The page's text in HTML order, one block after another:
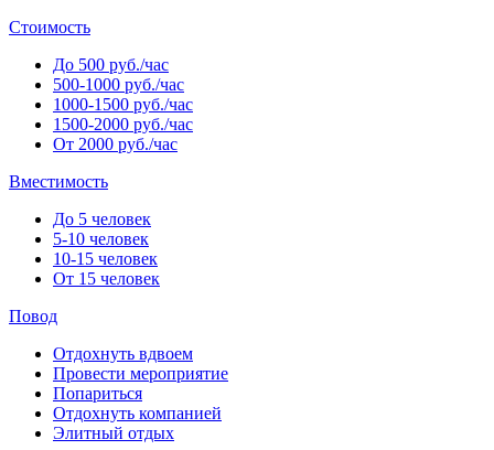
Стоимость
До 500 руб./час
500-1000 руб./час
1000-1500 руб./час
1500-2000 руб./час
От 2000 руб./час
Вместимость
До 5 человек
5-10 человек
10-15 человек
От 15 человек
Повод
Отдохнуть вдвоем
Провести мероприятие
Попариться
Отдохнуть компанией
Элитный отдых